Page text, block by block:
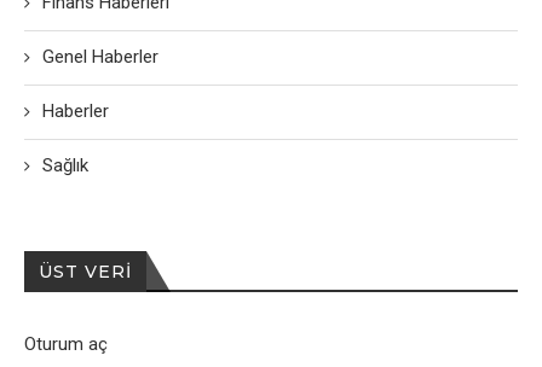
Genel Haberler
Haberler
Sağlık
ÜST VERI
Oturum aç